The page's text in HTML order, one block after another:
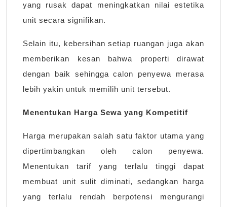
yang rusak dapat meningkatkan nilai estetika
unit secara signifikan.
Selain itu, kebersihan setiap ruangan juga akan
memberikan kesan bahwa properti dirawat
dengan baik sehingga calon penyewa merasa
lebih yakin untuk memilih unit tersebut.
Menentukan Harga Sewa yang Kompetitif
Harga merupakan salah satu faktor utama yang
dipertimbangkan oleh calon penyewa.
Menentukan tarif yang terlalu tinggi dapat
membuat unit sulit diminati, sedangkan harga
yang terlalu rendah berpotensi mengurangi